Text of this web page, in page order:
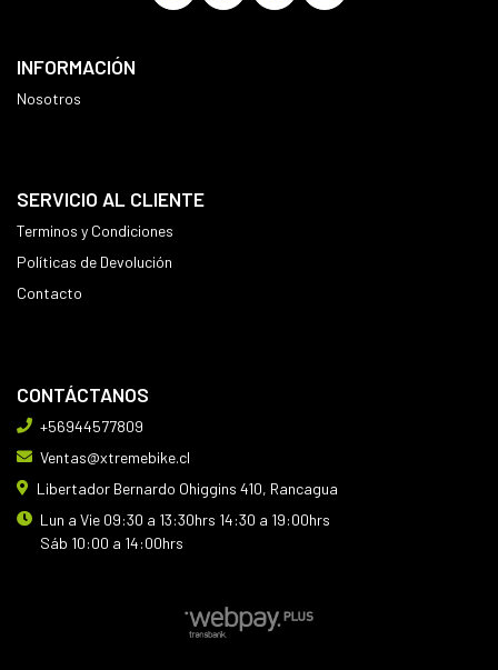
INFORMACIÓN
Nosotros
SERVICIO AL CLIENTE
Terminos y Condiciones
Políticas de Devolución
Contacto
CONTÁCTANOS
+56944577809
Ventas@xtremebike.cl
Libertador Bernardo Ohiggins 410, Rancagua
Lun a Vie 09:30 a 13:30hrs 14:30 a 19:00hrs
Sáb 10:00 a 14:00hrs